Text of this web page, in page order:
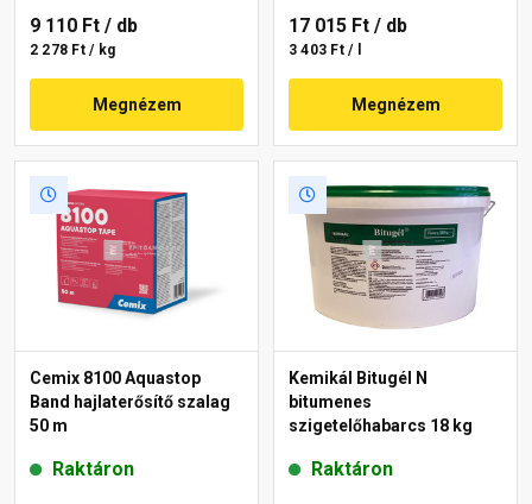
9 110 Ft / db
2 278 Ft / kg
Megnézem
17 015 Ft / db
3 403 Ft / l
Megnézem
Cemix 8100 Aquastop
Band hajlaterősítő szalag
50 m
Raktáron
Kemikál Bitugél N
bitumenes
szigetelőhabarcs 18 kg
Raktáron